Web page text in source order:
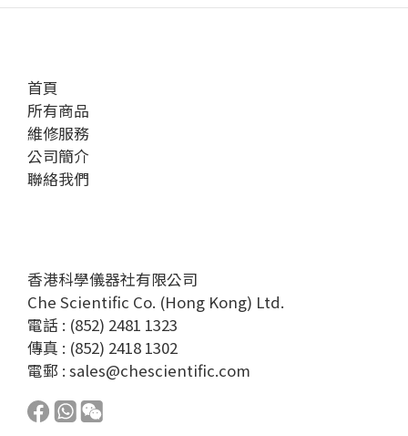
首頁
所有商品
維修服務
公司簡介
聯絡我們
香港科學儀器社有限公司
Che Scientific Co. (Hong Kong) Ltd.
電話 : (852) 2481 1323
傳真 : (852) 2418 1302
電郵 : sales@chescientific.com